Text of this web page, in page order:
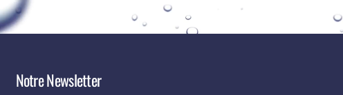
Notre Newsletter